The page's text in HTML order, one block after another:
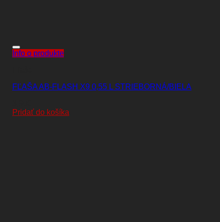
Info o produkte
FĽAŠA AB-FLASH X9 0,55 L STRIEBORNÁ/BIELA
Pridať do košíka